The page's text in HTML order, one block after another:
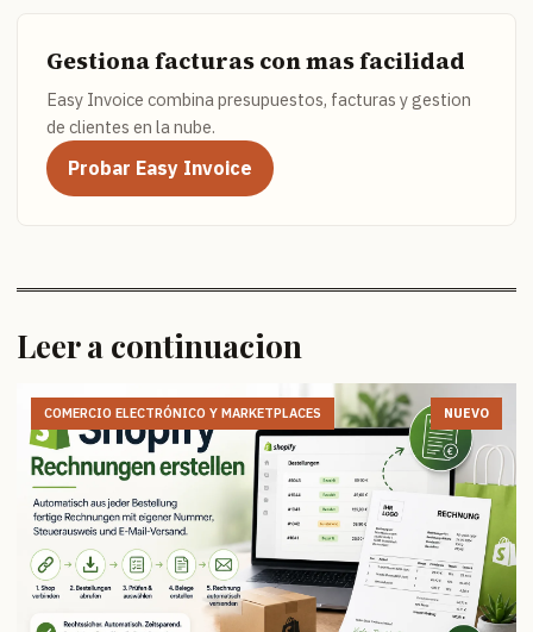
Gestiona facturas con mas facilidad
Easy Invoice combina presupuestos, facturas y gestion
de clientes en la nube.
Probar Easy Invoice
Leer a continuacion
COMERCIO ELECTRÓNICO Y MARKETPLACES NUEVO